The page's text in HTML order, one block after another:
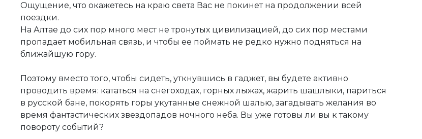
Ощущение, что окажетесь на краю света Вас не покинет на продолжении всей
поездки.
На Алтае до сих пор много мест не тронутых цивилизацией, до сих пор местами
пропадает мобильная связь, и чтобы ее поймать не редко нужно подняться на
ближайшую гору.
Поэтому вместо того, чтобы сидеть, уткнувшись в гаджет, вы будете активно
проводить время: кататься на снегоходах, горных лыжах, жарить шашлыки, париться
в русской бане, покорять горы укутанные снежной шалью, загадывать желания во
время фантастических звездопадов ночного неба. Вы уже готовы ли вы к такому
повороту событий?